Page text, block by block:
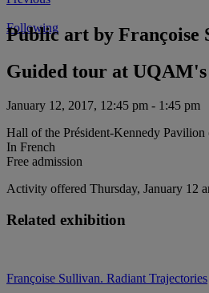
Following
Public art by Françoise
Guided tour at UQAM's
January 12, 2017, 12:45 pm - 1:45 pm
Hall of the Président-Kennedy
In French
Free admission
Activity offered Thursday, January 12
Related exhibition
Françoise Sullivan. Radiant Trajectories